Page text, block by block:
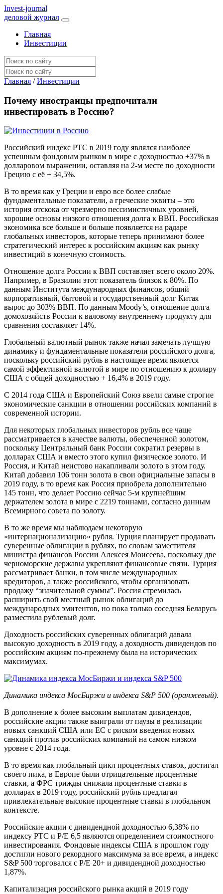
Invest-journal
деловой журнал
Главная
Инвестиции
Главная / Инвестиции
Почему иностранцы предпочитали
инвестировать в Россию?
Российский индекс РТС в 2019 году являлся наиболее
успешным фондовым рынком в мире с доходностью +37% в
долларовом выражении, оставляя на 2-м месте по доходности
Грецию с её + 34,5%.
В то время как у Греции и евро все более слабые
фундаментальные показатели, а греческие эквиты – это
история отскока от чрезмерно пессимистичных уровней,
хорошие основы низкого отношения долга к ВВП. Российская
экономика все больше и больше появляется на радаре
глобальных инвесторов, которые теперь принимают более
стратегический интерес к российским акциям как рынку
инвестиций в конечную стоимость.
Отношение долга России к ВВП составляет всего около 20%.
Например, в Бразилии этот показатель близок к 80%. По
данным Института международных финансов, общий
корпоративный, бытовой и государственный долг Китая
вырос до 303% ВВП. По данным Moody’s, отношение долга
домохозяйств России к валовому внутреннему продукту для
сравнения составляет 14%.
Глобальный валютный рынок также начал замечать лучшую
динамику и фундаментальные показатели российского долга,
поскольку российский рубль в настоящее время является
самой эффективной валютой в мире по отношению к доллару
США с общей доходностью + 16,4% в 2019 году.
С 2014 года США и Европейский Союз ввели самые строгие
экономические санкции в отношении российских компаний в
современной истории.
Для некоторых глобальных инвесторов рубль все чаще
рассматривается в качестве валюты, обеспеченной золотом,
поскольку Центральный банк России сократил резервы в
долларах США и вместо этого купил физическое золото. И
Россия, и Китай неистово накапливали золото в этом году.
Китай добавил 106 тонн золота в свои официальные запасы в
2019 году, в то время как Россия приобрела дополнительно
145 тонн, что делает Россию сейчас 5-м крупнейшим
держателем золота в мире с 2219 тоннами, согласно данным
Всемирного совета по золоту.
В то же время мы наблюдаем некоторую
«интернационализацию» рубля. Турция планирует продавать
суверенные облигации в рублях, по словам заместителя
министра финансов России Алексея Моисеева, поскольку две
черноморские державы укрепляют финансовые связи. Турция
рассматривает банки, в том числе международных
кредиторов, а также российского, чтобы организовать
продажу “значительной суммы”. Россия стремилась
расширить свой местный рынок облигаций до
международных эмитентов, но пока только соседняя Беларусь
разместила рублевый долг.
Доходность российских суверенных облигаций давала
высокую доходность в 2019 году, а доходность дивидендов по
российским акциям по-прежнему была на исторических
максимумах.
Динамика индекса МосБиржи и индекса S&P 500 (оранжевый).
В дополнение к более высоким выплатам дивидендов,
российские акции также выиграли от паузы в реализации
новых санкций США или ЕС с риском введения новых
санкций против российских компаний на самом низком
уровне с 2014 года.
В то время как глобальный цикл процентных ставок, достигал
своего пика, в Европе были отрицательные процентные
ставки, а ФРС трижды снижала процентные ставки в
долларах в 2019 году, российский рубль предлагал
привлекательные высокие процентные ставки в глобальном
контексте.
Российские акции с дивидендной доходностью 6,38% по
индексу РТС и P/E 6,5 являются определением стоимостного
инвестирования. Фондовые индексы США в прошлом году
достигли нового рекордного максимума за все время, а индекс
S&P 500 торговался с P/E 20+ и дивидендной доходностью
1,87%.
Капитализация российского рынка акций в 2019 году